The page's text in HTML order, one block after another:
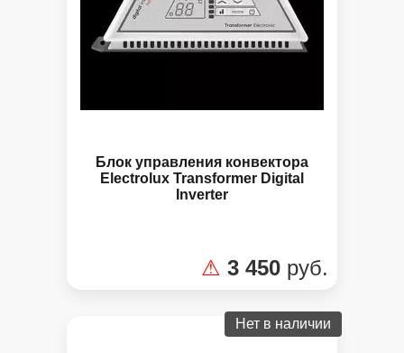
Блок управления конвектора
Electrolux Transformer Digital
Inverter
⚠ 3 450 руб.
Нет в наличии